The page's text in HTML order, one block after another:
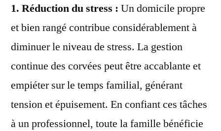
1. Réduction du stress : Un domicile propre
et bien rangé contribue considérablement à
diminuer le niveau de stress. La gestion
continue des corvées peut être accablante et
empiéter sur le temps familial, générant
tension et épuisement. En confiant ces tâches
à un professionnel, toute la famille bénéficie